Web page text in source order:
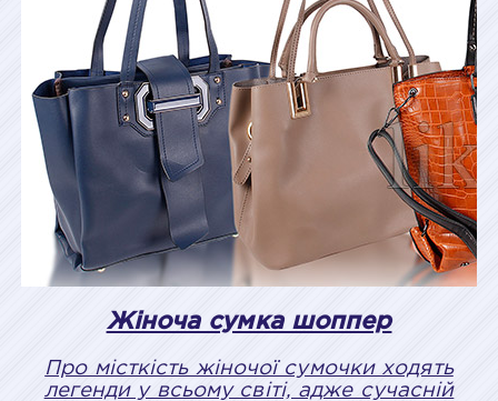
Жіноча сумка шоппер
Про місткість жіночої сумочки ходять
легенди у всьому світі, адже сучасній